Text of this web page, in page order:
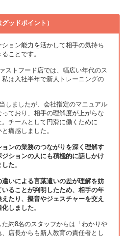
ッドポイント）
ョン能力を活かして相手の気持ち
ことです。
ストフード店では、幅広い年代のス
は入社半年で新人トレーニングの
しましたが、会社指定のマニュアル
ており、相手の理解度が上がらな
チームとして円滑に働くために
痛感しました。
ンの業務のつながりを深く理解す
ションの人にも積極的に話しかけ
した。
いによる言葉遣いの差が理解を妨
ることが判明したため、相手の年
たり、擬音やジェスチャーを交え
しました。
約8名のスタッフからは「わかりや
店長からも新人教育の責任者とし